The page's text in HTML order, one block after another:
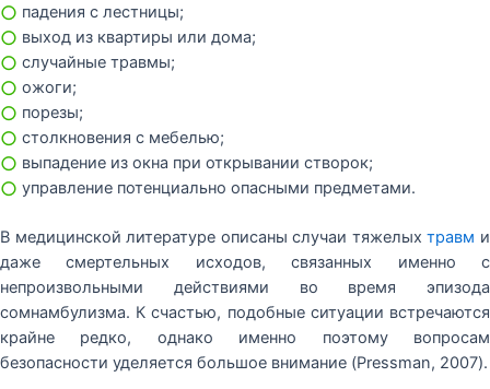
○ падения с лестницы;
○ выход из квартиры или дома;
○ случайные травмы;
○ ожоги;
○ порезы;
○ столкновения с мебелью;
○ выпадение из окна при открывании створок;
○ управление потенциально опасными предметами.
В медицинской литературе описаны случаи тяжелыхтравм и
даже смертельных исходов, связанных именно с
непроизвольными действиями во время эпизода
сомнамбулизма. К счастью, подобные ситуации встречаются
крайне редко, однако именно поэтому вопросам
безопасности уделяется большое внимание (Pressman, 2007).